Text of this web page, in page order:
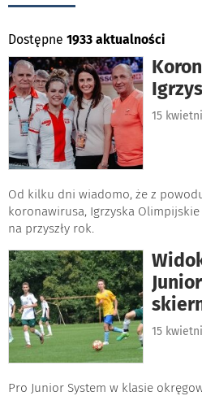
Dostępne 1933 aktualności
15
Od kilku dni wiadomo, że z
koronawirusa, Igrzyska
na przyszły rok.
15
Pro Junior System w klasie